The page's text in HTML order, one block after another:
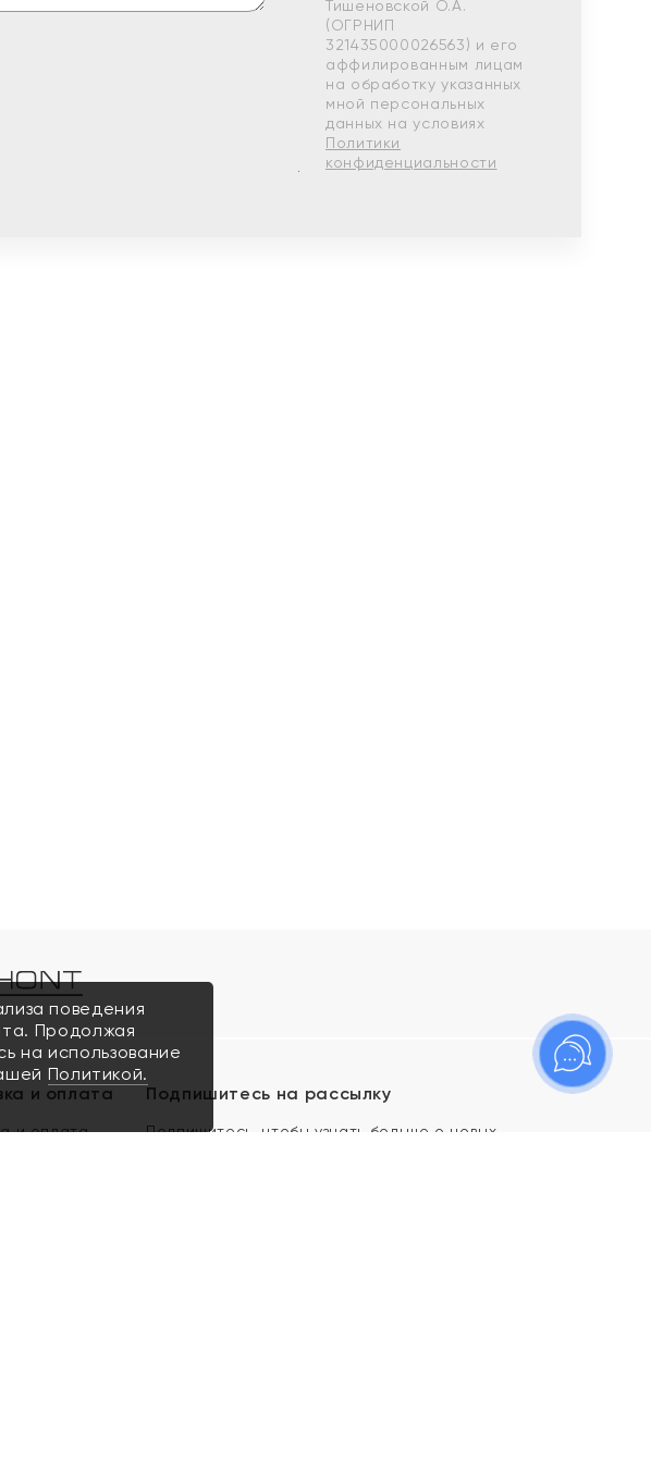
Тишеновской О.А.
(ОГРНИП
321435000026563) и его
аффилированным лицам
на обработку указанных
мной персональных
данных на условиях
Политики
конфиденциальности
и оплата
и оплата
Подпишитесь на рассылку
Подпишитесь, чтобы узнать больше о новых
поведения
Продолжая
на использование
Политикой.